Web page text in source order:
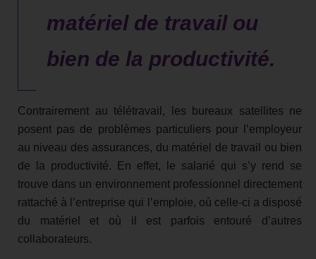
matériel de travail ou
bien de la productivité.
Contrairement au télétravail, les bureaux satellites ne
posent pas de problèmes particuliers pour l’employeur
au niveau des assurances, du matériel de travail ou bien
de la productivité. En effet, le salarié qui s’y rend se
trouve dans un environnement professionnel directement
rattaché à l’entreprise qui l’emploie, où celle-ci a disposé
du matériel et où il est parfois entouré d’autres
collaborateurs.